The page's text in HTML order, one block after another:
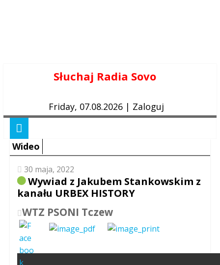
Słuchaj Radia Sovo
Friday, 07.08.2026 | Zaloguj
Wideo
30 maja, 2022
Wywiad z Jakubem Stankowskim z
kanału URBEX HISTORY
WTZ PSONI Tczew